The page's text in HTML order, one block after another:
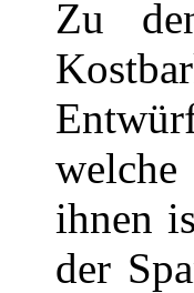
Zu
ihnen
der